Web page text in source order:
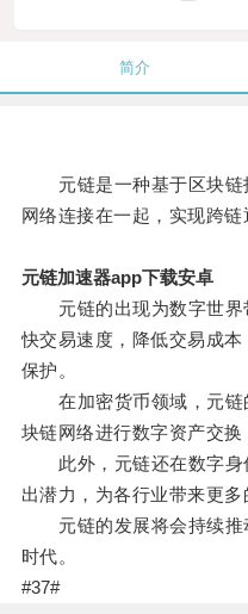
简介
元链是一种基于区块链
网络连接在一起，实现跨链
元链加速器app下载安卓
元链的出现为数字世界
快交易速度，降低交易成
保护。
在加密货币领域，元链
块链网络进行数字资产交换
此外，元链还在数字身
出潜力，为各行业带来更多
元链的发展将会持续推
时代。
#37#